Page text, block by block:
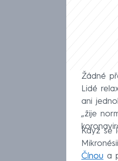
Žádné
Lidé
ani
„žije
Když se
Čínou a